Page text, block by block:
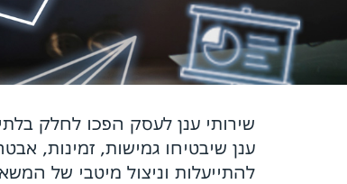
שירותי ענן לעסק הפכו לחלק
ענן שיבטיחו גמישות, זמינות,
להתייעלות וניצול מיטבי של